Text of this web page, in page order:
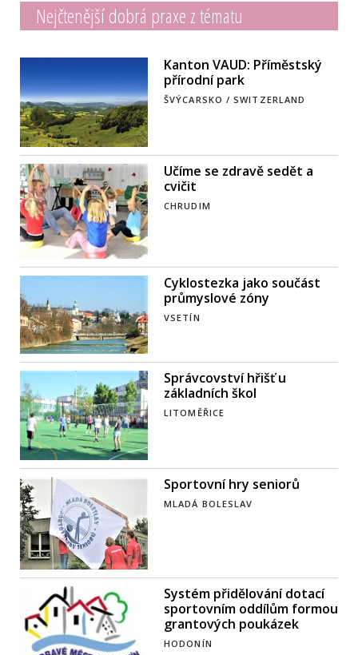
Nejčtenější dobrá praxe z tématu
Kanton VAUD: Příměstský
přírodní park
ŠVÝCARSKO / SWITZERLAND
Učíme se zdravě sedět a
cvičit
CHRUDIM
Cyklostezka jako součást
průmyslové zóny
VSETÍN
Správcovství hřišť u
základních škol
LITOMĚŘICE
Sportovní hry seniorů
MLADÁ BOLESLAV
Systém přidělování dotací
sportovním oddílům formou
grantových poukázek
HODONÍN